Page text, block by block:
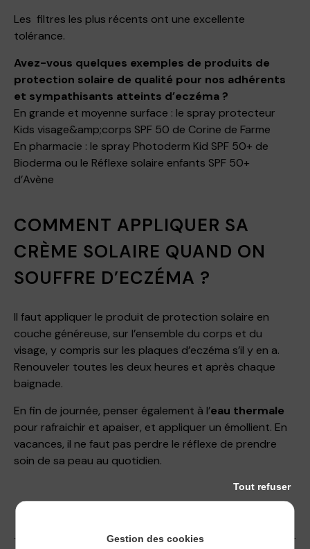
Les filtres les plus récents ont une excellente
tolérance.
Avez-vous quelques exemples de produits de
protection solaire de qualité pour nos adhérents
et sympathisants atteints d’eczéma ?
En grande et moyenne surface : le spray protecteur
Kids visage&amp;corps SPF 50 de Corine de Farme
En pharmacie : le spray Photoderm Kid SPF 50+ de
Bioderma ou le Réflexe solaire enfants SPF 50+
d’Avène
COMMENT APPLIQUER SA
CRÈME SOLAIRE QUAND ON
SOUFFRE D’ECZÉMA ?
Il faut appliquer le produit de protection solaire en
couche généreuse, sur l’ensemble du corps et du
visage, y compris sur les plaques d’eczéma s’il y en a.
Renouveler toutes les deux heures et après chaque
baignade.
En fin de journée, penser également à l’eau thermale
pour rafraichir et apaiser, et appliquer un émollient. En
vacances, il ne faut pas perdre le réflexe de prendre
soin de sa peau au quotidien.
Gestion des cookies
Tout refuser